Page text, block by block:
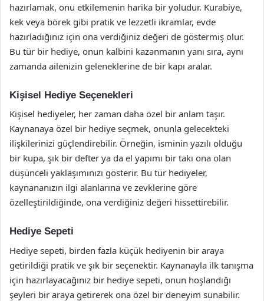
hazırlamak, onu etkilemenin harika bir yoludur. Kurabiye,
kek veya börek gibi pratik ve lezzetli ikramlar, evde
hazırladığınız için ona verdiğiniz değeri de göstermiş olur.
Bu tür bir hediye, onun kalbini kazanmanın yanı sıra, aynı
zamanda ailenizin geleneklerine de bir kapı aralar.
Kişisel Hediye Seçenekleri
Kişisel hediyeler, her zaman daha özel bir anlam taşır.
Kaynanaya özel bir hediye seçmek, onunla gelecekteki
ilişkilerinizi güçlendirebilir. Örneğin, isminin yazılı olduğu
bir kupa, şık bir defter ya da el yapımı bir takı ona olan
düşünceli yaklaşımınızı gösterir. Bu tür hediyeler,
kaynananızın ilgi alanlarına ve zevklerine göre
özelleştirildiğinde, ona verdiğiniz değeri hissettirebilir.
Hediye Sepeti
Hediye sepeti, birden fazla küçük hediyenin bir araya
getirildiği pratik ve şık bir seçenektir. Kaynanayla ilk tanışma
için hazırlayacağınız bir hediye sepeti, onun hoşlandığı
şeyleri bir araya getirerek ona özel bir deneyim sunabilir.